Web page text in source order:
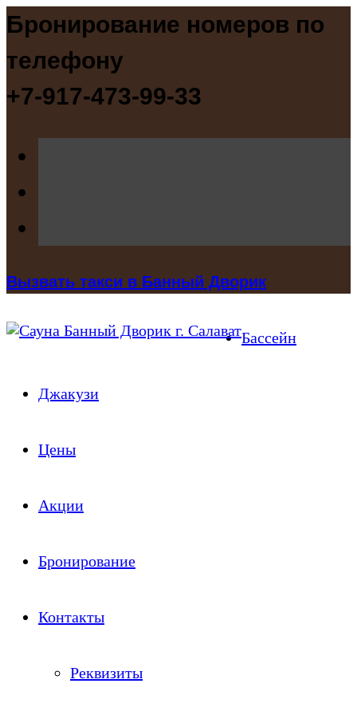
Бронирование номеров по
телефону
+7-917-473-99-33
Вызвать такси в Банный Дворик
Бассейн
Джакузи
Цены
Акции
Бронирование
Контакты
Реквизиты